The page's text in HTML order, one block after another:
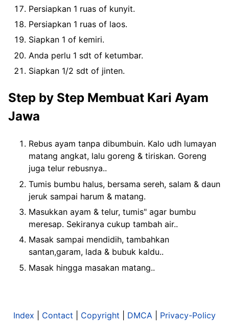
Persiapkan 1 ruas of kunyit.
Persiapkan 1 ruas of laos.
Siapkan 1 of kemiri.
Anda perlu 1 sdt of ketumbar.
Siapkan 1/2 sdt of jinten.
Step by Step Membuat Kari Ayam
Jawa
Rebus ayam tanpa dibumbuin. Kalo udh lumayan
matang angkat, lalu goreng & tiriskan. Goreng
juga telur rebusnya..
Tumis bumbu halus, bersama sereh, salam & daun
jeruk sampai harum & matang.
Masukkan ayam & telur, tumis" agar bumbu
meresap. Sekiranya cukup tambah air..
Masak sampai mendidih, tambahkan
santan,garam, lada & bubuk kaldu..
Masak hingga masakan matang..
Index Contact Copyright DMCA Privacy-Policy